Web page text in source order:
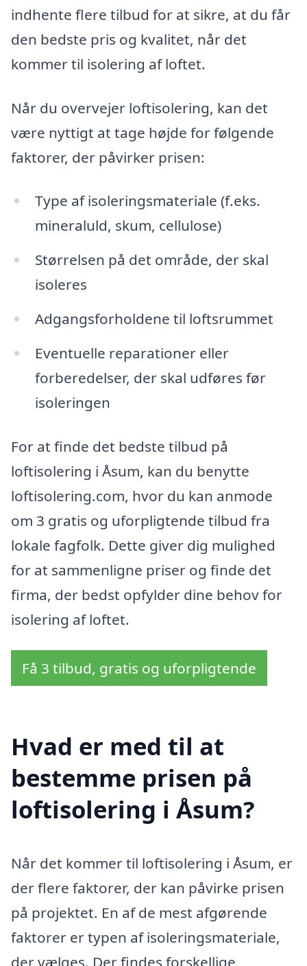
indhente flere tilbud for at sikre, at du får
den bedste pris og kvalitet, når det
kommer til isolering af loftet.
Når du overvejer loftisolering, kan det
være nyttigt at tage højde for følgende
faktorer, der påvirker prisen:
Type af isoleringsmateriale (f.eks.
mineraluld, skum, cellulose)
Størrelsen på det område, der skal
isoleres
Adgangsforholdene til loftsrummet
Eventuelle reparationer eller
forberedelser, der skal udføres før
isoleringen
For at finde det bedste tilbud på
loftisolering i Åsum, kan du benytte
loftisolering.com, hvor du kan anmode
om 3 gratis og uforpligtende tilbud fra
lokale fagfolk. Dette giver dig mulighed
for at sammenligne priser og finde det
firma, der bedst opfylder dine behov for
isolering af loftet.
Få 3 tilbud, gratis og uforpligtende
Hvad er med til at
bestemme prisen på
loftisolering i Åsum?
Når det kommer til loftisolering i Åsum, er
der flere faktorer, der kan påvirke prisen
på projektet. En af de mest afgørende
faktorer er typen af isoleringsmateriale,
der vælges. Der findes forskellige